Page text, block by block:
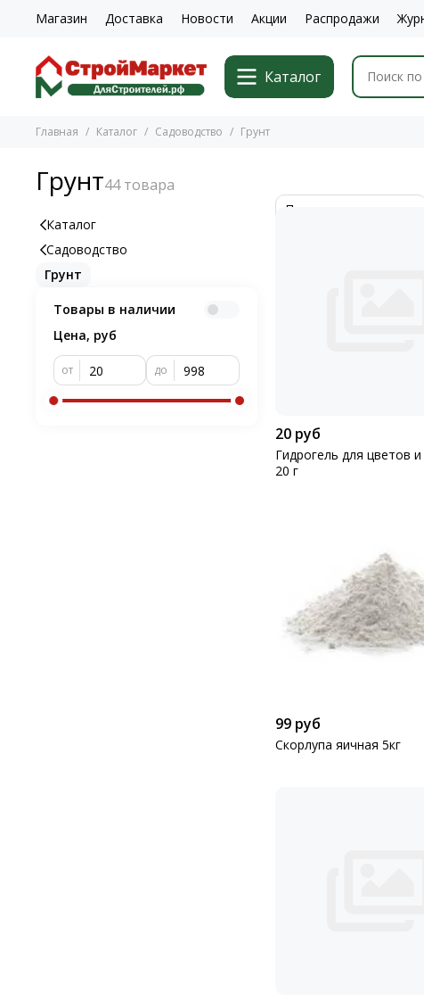
Магазин Доставка Новости Акции Распродажи
Каталог
Главная Каталог Садоводство Грунт
Грунт
20 руб
Гидрогель для цветов
20 г
99 руб
Скорлупа яичная 5кг
Каталог
Садоводство
Грунт
Товары в наличии
Цена, руб
от до